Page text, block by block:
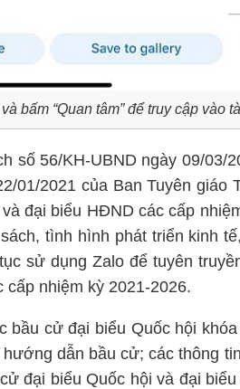
bấm “Quan tâm” để truy cập vào
số 56/KH-UBND ngày 09/03/
01/2021 của Ban Tuyên giáo
đại biểu HĐND các cấp
tình hình phát triển kinh
sử dụng Zalo để tuyên
nhiệm kỳ 2021-2026.
bầu cử đại biểu Quốc hội
dẫn bầu cử; các thông
đại biểu Quốc hội và đại